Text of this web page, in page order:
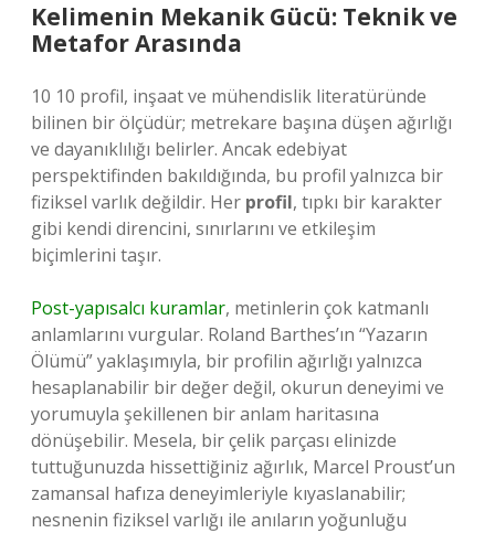
Kelimenin Mekanik Gücü: Teknik ve
Metafor Arasında
10 10 profil, inşaat ve mühendislik literatüründe
bilinen bir ölçüdür; metrekare başına düşen ağırlığı
ve dayanıklılığı belirler. Ancak edebiyat
perspektifinden bakıldığında, bu profil yalnızca bir
fiziksel varlık değildir. Her profil, tıpkı bir karakter
gibi kendi direncini, sınırlarını ve etkileşim
biçimlerini taşır.
Post-yapısalcı kuramlar, metinlerin çok katmanlı
anlamlarını vurgular. Roland Barthes’ın “Yazarın
Ölümü” yaklaşımıyla, bir profilin ağırlığı yalnızca
hesaplanabilir bir değer değil, okurun deneyimi ve
yorumuyla şekillenen bir anlam haritasına
dönüşebilir. Mesela, bir çelik parçası elinizde
tuttuğunuzda hissettiğiniz ağırlık, Marcel Proust’un
zamansal hafıza deneyimleriyle kıyaslanabilir;
nesnenin fiziksel varlığı ile anıların yoğunluğu